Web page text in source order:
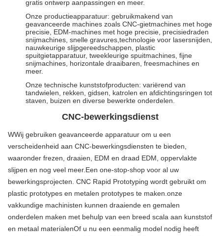
gratis ontwerp aanpassingen en meer.
Onze productieapparatuur: gebruikmakend van
geavanceerde machines zoals CNC-gietmachines met hoge
precisie, EDM-machines met hoge precisie, precisiedraden
snijmachines, snelle gravures,technologie voor lasersnijden,
nauwkeurige slijpgereedschappen, plastic
spuitgietapparatuur, tweekleurige spuitmachines, fijne
snijmachines, horizontale draaibaren, freesmachines en
meer.
Onze technische kunststofproducten: variërend van
tandwielen, rekken, gidsen, katrolen en afdichtingsringen tot
staven, buizen en diverse bewerkte onderdelen.
CNC-bewerkingsdienst
WWij gebruiken geavanceerde apparatuur om u een
verscheidenheid aan CNC-bewerkingsdiensten te bieden,
waaronder frezen, draaien, EDM en draad EDM, oppervlakte
slijpen en nog veel meer. Een one-stop-shop voor al uw
bewerkingsprojecten. CNC Rapid Prototyping wordt gebruikt om
plastic prototypes en metalen prototypes te maken.onze
vakkundige machinisten kunnen draaiende en gemalen
onderdelen maken met behulp van een breed scala aan kunststof
en metaal materialenOf u nu een eenmalig model nodig heeft